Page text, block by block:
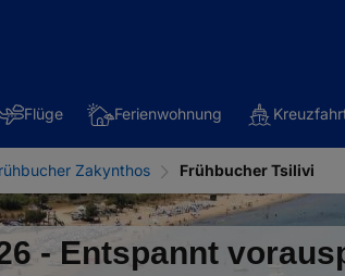
Flüge Ferienwohnung
Zakynthos Frühbucher Tsilivi
- Entspannt